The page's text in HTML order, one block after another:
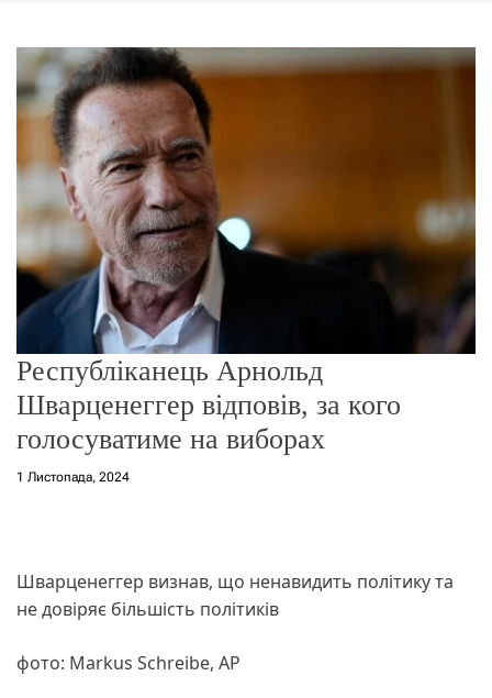
р
о
м
Республіканець Арнольд
Шварценеггер відповів, за кого
голосуватиме на виборах
1 Листопада, 2024
Шварценеггер визнав, що ненавидить політику та
не довіряє більшість політиків
фото: Markus Schreibe, AP